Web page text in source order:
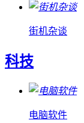
街机杂谈
科技
电脑软件